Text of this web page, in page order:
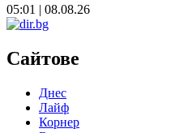
05:01 | 08.08.26
Сайтове
Днес
Лайф
Корнер